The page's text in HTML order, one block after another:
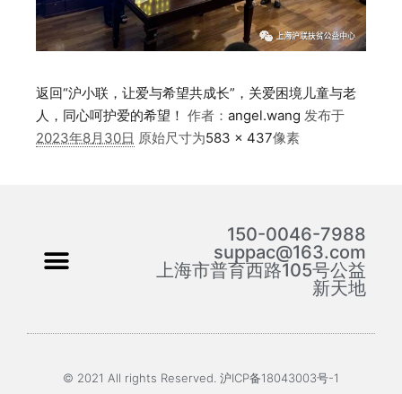
返回“沪小联，让爱与希望共成长”，关爱困境儿童与老
人，同心呵护爱的希望！ 作者： angel.wang 发布于
2023年8月30日 原始尺寸为583 × 437像素
150-0046-7988
suppac@163.com
上海市普育西路105号公益
新天地
© 2021 All rights Reserved. 沪ICP备18043003号-1